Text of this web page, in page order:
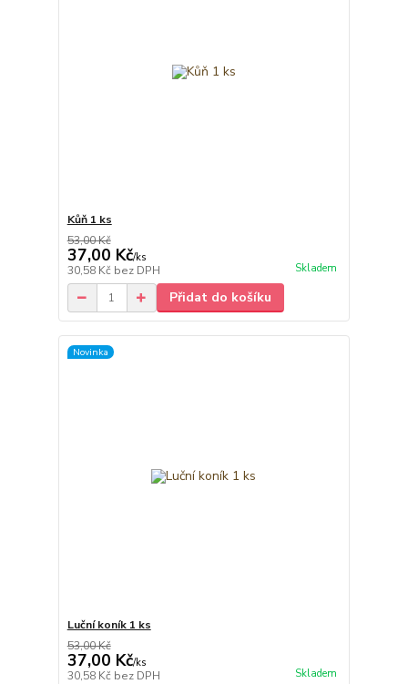
Kůň 1 ks
53,00 Kč
37,00 Kč/ks
30,58 Kč bez DPH Skladem
Přidat do košíku
Novinka
Luční koník 1 ks
53,00 Kč
37,00 Kč/ks
30,58 Kč bez DPH Skladem